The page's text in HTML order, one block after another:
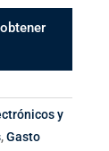
y
,Gasto